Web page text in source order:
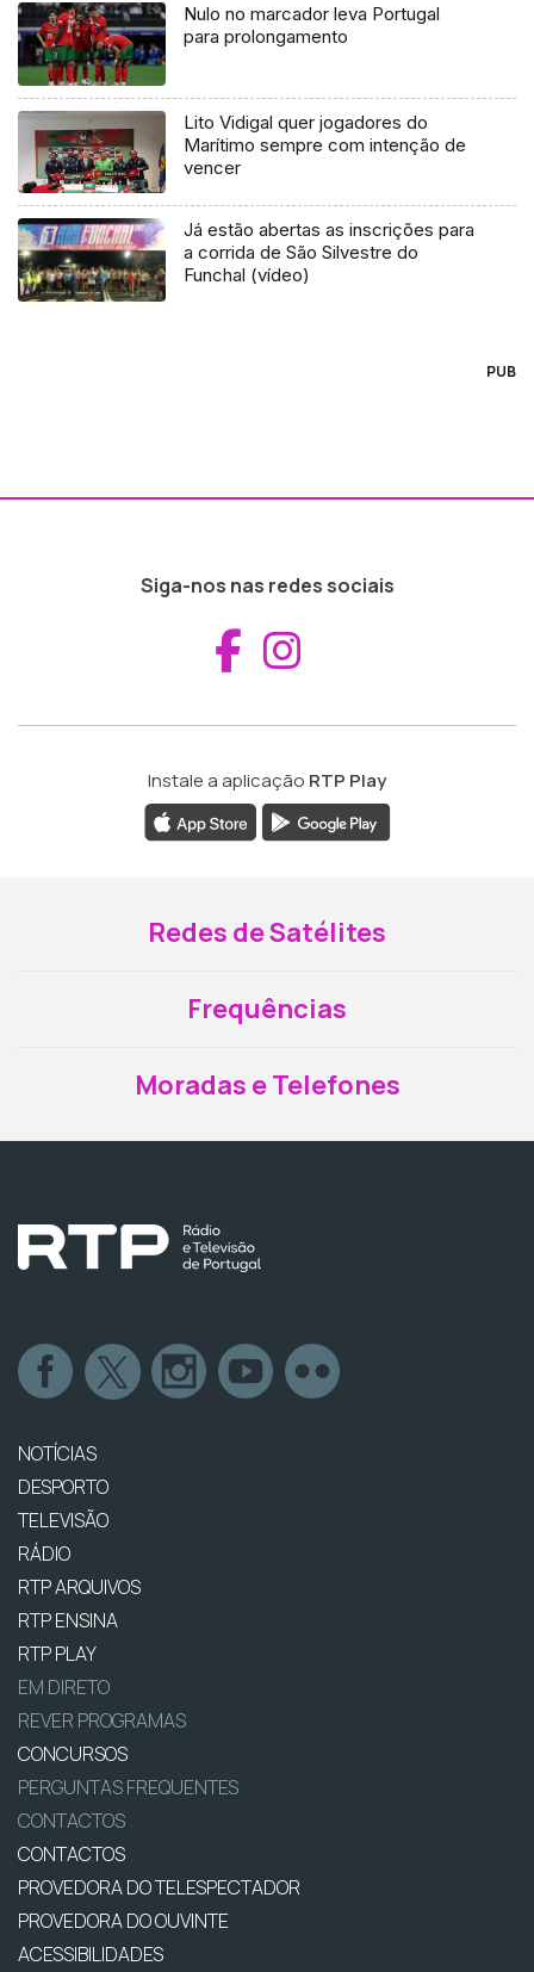
Nulo no marcador leva Portugal
para prolongamento
Lito Vidigal quer jogadores do
Marítimo sempre com intenção de
vencer
Já estão abertas as inscrições para
a corrida de São Silvestre do
Funchal (vídeo)
PUB
Siga-nos nas redes sociais
Aceder ao
Instale a aplicação RTP Play
Redes de Satélites
Frequências
Moradas e Telefones
NOTÍCIAS
DESPORTO
TELEVISÃO
RÁDIO
RTP ARQUIVOS
RTP ENSINA
RTP PLAY
EM DIRETO
REVER PROGRAMAS
CONCURSOS
PERGUNTAS FREQUENTES
CONTACTOS
CONTACTOS
PROVEDORA DO TELESPECTADOR
PROVEDORA DO OUVINTE
ACESSIBILIDADES